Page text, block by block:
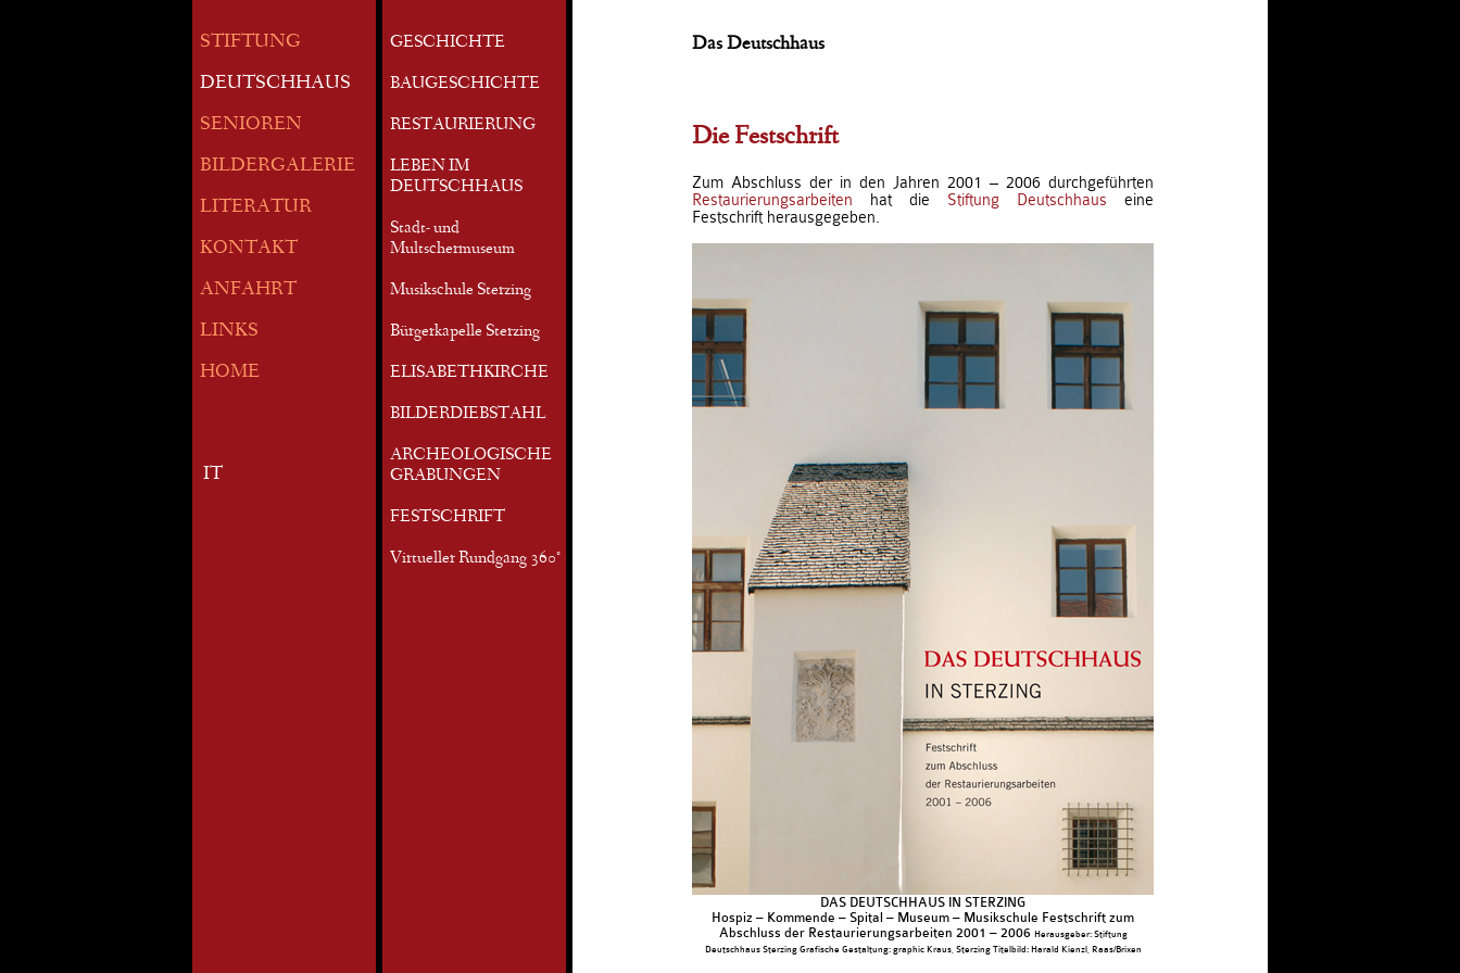
STIFTUNG
DEUTSCHHAUS
SENIOREN
BILDERGALERIE
LITERATUR
KONTAKT
ANFAHRT
LINKS
HOME
IT
GESCHICHTE
BAUGESCHICHTE
RESTAURIERUNG
LEBEN IM
DEUTSCHHAUS
Stadt- und
Multschermuseum
Musikschule Sterzing
Bürgerkapelle Sterzing
ELISABETHKIRCHE
BILDERDIEBSTAHL
ARCHEOLOGISCHE
GRABUNGEN
FESTSCHRIFT
Virtueller Rundgang 360°
Das Deutschhaus
Die Festschrift
Zum Abschluss der in den Jahren 2001 – 2006 durchgeführten
Restaurierungsarbeiten hat die Stiftung Deutschhaus eine
Festschrift herausgegeben.
DAS DEUTSCHHAUS IN STERZING
Hospiz – Kommende – Spital – Museum – Musikschule Festschrift zum
Abschluss der Restaurierungsarbeiten 2001 – 2006 Herausgeber: Stiftung
Deutschhaus Sterzing Grafische Gestaltung: graphic Kraus, Sterzing Titelbild: Harald Kienzl, Raas/Brixen